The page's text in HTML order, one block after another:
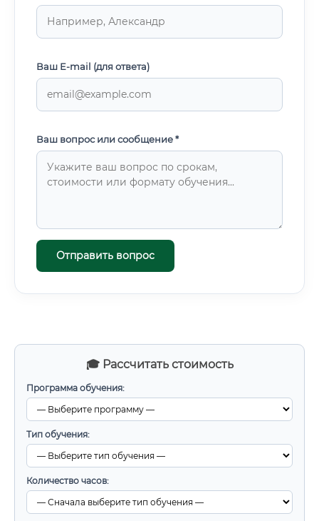
🎓 Рассчитать стоимость
Программа обучения:
Тип обучения:
Количество часов:
Ваш E-mail (для ответа)
Ваш вопрос или сообщение *
Отправить вопрос